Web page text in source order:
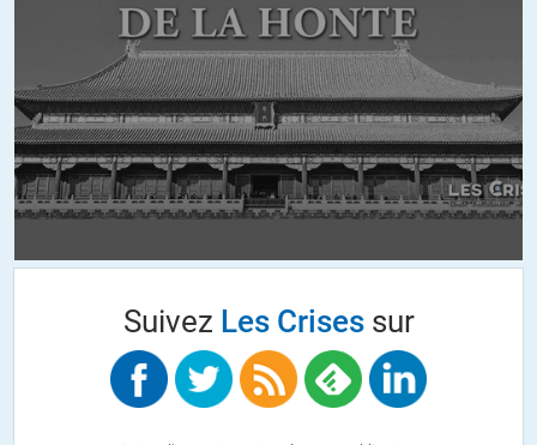
Logique//12.02.2021 à 21h44
« ne sont pas liés à une cause extérieure !!! »
Je pense que oui. Trop de stress, pas assez de sommeil, trop
de graisses, pas assez d’exercices, trop d’alcool, trop de
Havoc// 14.02.2021 à 09h21
Suivez Les Crisessur